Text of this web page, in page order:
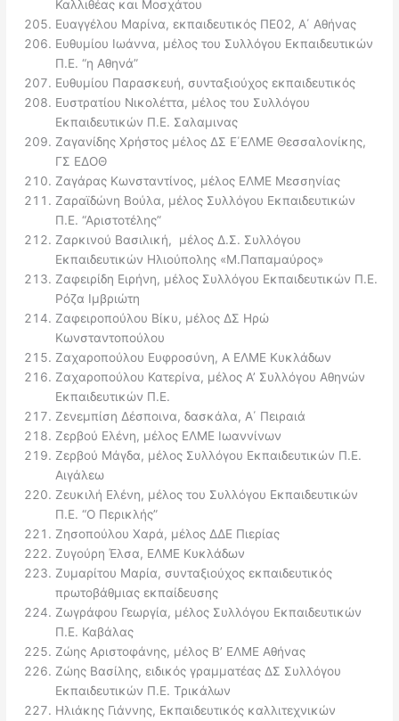
Καλλιθέας και Μοσχάτου
Ευαγγέλου Μαρίνα, εκπαιδευτικός ΠΕ02, Α΄ Αθήνας
Ευθυμίου Ιωάννα, μέλος του Συλλόγου Εκπαιδευτικών
Π.Ε. “η Αθηνά”
Ευθυμίου Παρασκευή, συνταξιούχος εκπαιδευτικός
Ευστρατίου Νικολέττα, μέλος του Συλλόγου
Εκπαιδευτικών Π.Ε. Σαλαμινας
Ζαγανίδης Χρήστος μέλος ΔΣ Ε΄ΕΛΜΕ Θεσσαλονίκης,
ΓΣ ΕΔΟΘ
Ζαγάρας Κωνσταντίνος, μέλος ΕΛΜΕ Μεσσηνίας
Ζαραϊδώνη Βούλα, μέλος Συλλόγου Εκπαιδευτικών
Π.Ε. “Αριστοτέλης”
Ζαρκινού Βασιλική, μέλος Δ.Σ. Συλλόγου
Εκπαιδευτικών Ηλιούπολης «Μ.Παπαμαύρος»
Ζαφειρίδη Ειρήνη, μέλος Συλλόγου Εκπαιδευτικών Π.Ε.
Ρόζα Ιμβριώτη
Ζαφειροπούλου Βίκυ, μέλος ΔΣ Ηρώ
Κωνσταντοπούλου
Ζαχαροπούλου Ευφροσύνη, Α ΕΛΜΕ Κυκλάδων
Ζαχαροπούλου Κατερίνα, μέλος Α’ Συλλόγου Αθηνών
Εκπαιδευτικών Π.Ε.
Ζενεμπίση Δέσποινα, δασκάλα, Α΄ Πειραιά
Ζερβού Ελένη, μέλος ΕΛΜΕ Ιωαννίνων
Ζερβού Μάγδα, μέλος Συλλόγου Εκπαιδευτικών Π.Ε.
Αιγάλεω
Ζευκιλή Ελένη, μέλος του Συλλόγου Εκπαιδευτικών
Π.Ε. “Ο Περικλής”
Ζησοπούλου Χαρά, μέλος ΔΔΕ Πιερίας
Ζυγούρη Έλσα, ΕΛΜΕ Κυκλάδων
Ζυμαρίτου Μαρία, συνταξιούχος εκπαιδευτικός
πρωτοβάθμιας εκπαίδευσης
Ζωγράφου Γεωργία, μέλος Συλλόγου Εκπαιδευτικών
Π.Ε. Καβάλας
Ζώης Αριστοφάνης, μέλος Β’ ΕΛΜΕ Αθήνας
Ζώης Βασίλης, ειδικός γραμματέας ΔΣ Συλλόγου
Εκπαιδευτικών Π.Ε. Τρικάλων
Ηλιάκης Γιάννης, Εκπαιδευτικός καλλιτεχνικών